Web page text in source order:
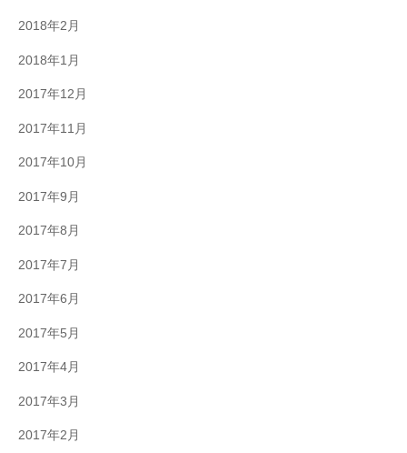
2018年2月
2018年1月
2017年12月
2017年11月
2017年10月
2017年9月
2017年8月
2017年7月
2017年6月
2017年5月
2017年4月
2017年3月
2017年2月